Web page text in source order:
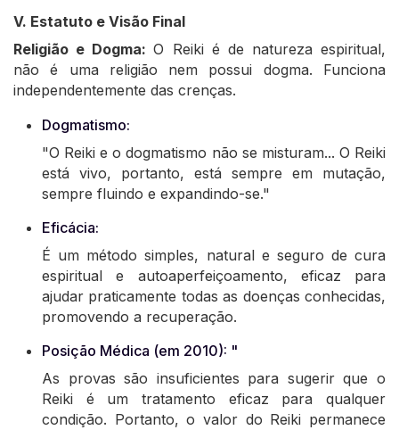
V. Estatuto e Visão Final
Religião e Dogma:O Reiki é de natureza espiritual,
não é uma religião nem possui dogma. Funciona
independentemente das crenças.
Dogmatismo:
"O Reiki e o dogmatismo não se misturam... O Reiki
está vivo, portanto, está sempre em mutação,
sempre fluindo e expandindo-se."
Eficácia:
É um método simples, natural e seguro de cura
espiritual e autoaperfeiçoamento, eficaz para
ajudar praticamente todas as doenças conhecidas,
promovendo a recuperação.
Posição Médica (em 2010): "
As provas são insuficientes para sugerir que o
Reiki é um tratamento eficaz para qualquer
condição. Portanto, o valor do Reiki permanece